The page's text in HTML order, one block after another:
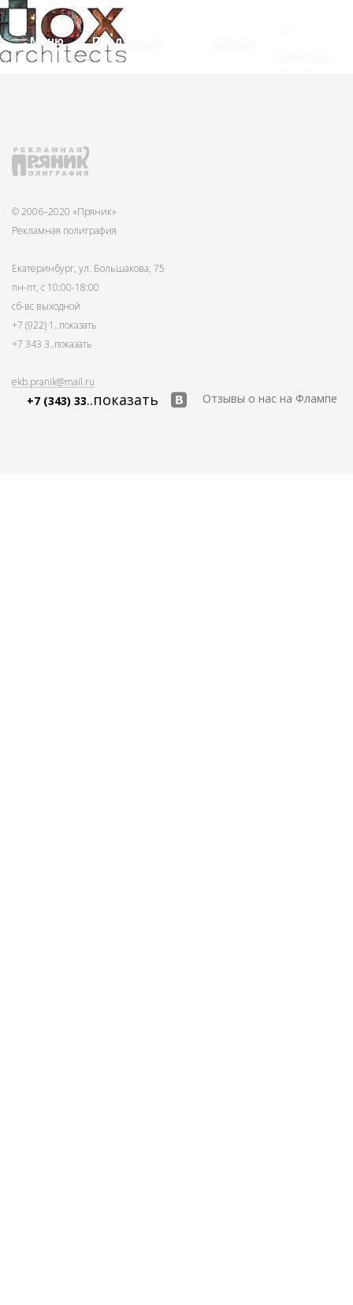
Меню Продукция
© 2006–2020 «Пряник»
Рекламная полиграфия
Екатеринбург, ул. Большакова, 75
пн-пт, с 10:00-18:00
сб-вс выходной
+7 (922) 1 ..показать
+7 343 3..показать
ekb.pranik@mail.ru
+7 (343) 33..показать Отзывы о нас на Флампе